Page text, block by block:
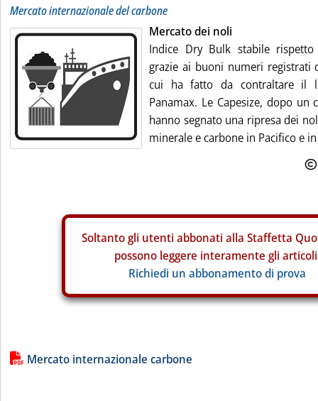
Mercato internazionale del carbone
Mercato dei noli
Indice Dry Bulk stabile
grazie ai buoni numeri registrati
cui ha fatto da contraltare il
Panamax. Le Capesize, dopo un
hanno segnato una ripresa dei
minerale e carbone in Pacifico e
Soltanto gli utenti abbonati alla Staffetta
possono leggere interamente gli
Richiedi un abbonamento di prova
Lista allegati PDF alla notizia
Mercato internazionale carbone